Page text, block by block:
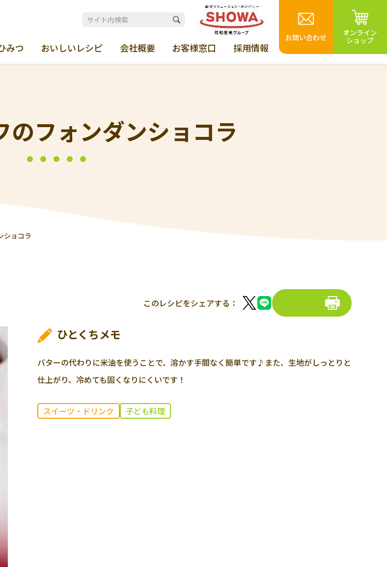
みつ おいしいレシピ 会社概要 お客様窓口 採用情報
お問い合わせ
オンライン
ショップ
のフォンダンショコラ
ショコラ
このレシピをシェアする：
ひとくちメモ
バターの代わりに米油を使うことで、溶かす手間なく簡単です♪また、⽣地がしっとりと
仕上がり、冷めても固くなりにくいです！
スイーツ・ドリンク 子ども料理